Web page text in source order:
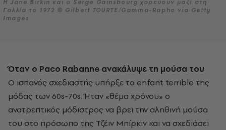
Η Jane Birkin και ο Serge Gainsbourg χορεύουν μαζί στη
Γαλλία το 1972 © Gilbert TOURTE/Gamma-Rapho via Getty
Images
Όταν ο Paco Rabanne ανακάλυψε τη μούσα του
Ο ισπανός σχεδιαστής υπήρξε το enfant terrible της
μόδας των 60s-70s. Ήταν «θέμα χρόνου» ο
ανατρεπτικός μόδιστρος να βρει την αληθινή μούσα
του στο πρόσωπο της Τζέιν Μπίρκιν και να σχεδιάσει